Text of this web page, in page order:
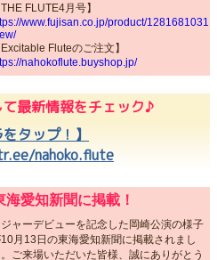
THE FLUTE4月号】
www.fujisan.co.jp/product/1281681031
Excitable Fluteのご注文】
nahokoflute.buyshop.jp/
最新情報をチェック♪
をタップ！】
nahoko.flute
海愛知新聞に掲載！
ジャーデビューを記念した岡崎公演の様子
月13日の東海愛知新聞に掲載されまし
ご来場いただいた皆様、誠にありがとう